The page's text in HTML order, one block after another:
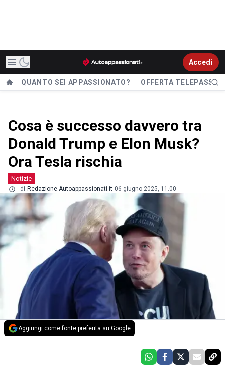
Accedi
QUANTO SEI APPASSIONATO? OFFERTA TELEPASS
Cosa è successo davvero tra
Donald Trump e Elon Musk?
Ora Tesla rischia
Notizie
di Redazione Autoappassionati.it 06 giugno 2025, 11.00
Aggiungi come fonte preferita su Google